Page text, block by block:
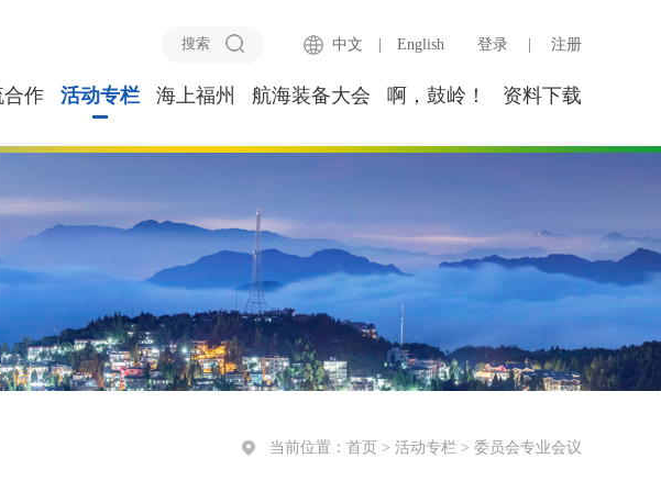
登录 注册
中文 English
合作 活动专栏 海上福州 航海装备大会 啊，鼓岭！ 资料下载
当前位置： 首页 > 活动专栏 > 委员会专业会议